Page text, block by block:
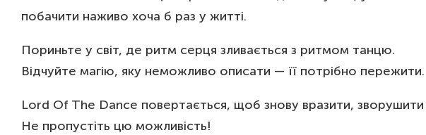
побачити наживо хоча б раз у житті.
Пориньте у світ, де ритм серця зливається з ритмом танцю.
Відчуйте магію, яку неможливо описати — її потрібно пережити.
Lord Of The Dance повертається, щоб знову вразити, зворушити
Не пропустіть цю можливість!